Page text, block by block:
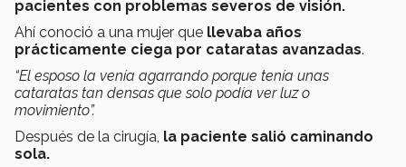
pacientes con problemas severos de visión.
Ahí conoció a una mujer que llevaba años
prácticamente ciega por cataratas avanzadas.
“El esposo la venía agarrando porque tenía unas
cataratas tan densas que solo podía ver luz o
movimiento”.
Después de la cirugía, la paciente salió caminando
sola.